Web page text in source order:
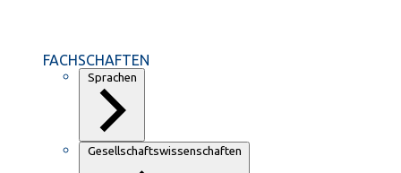
FACHSCHAFTEN
Sprachen
Gesellschaftswissenschaften